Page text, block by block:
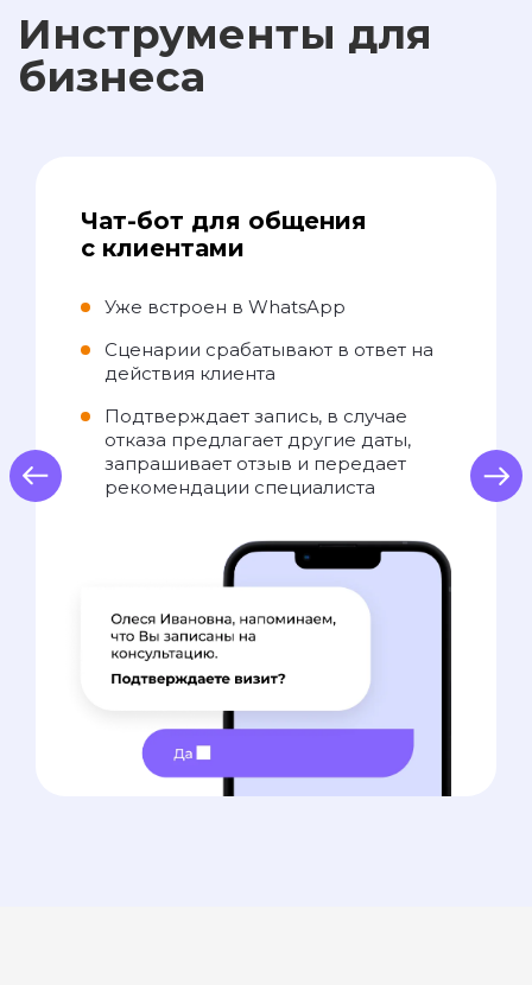
Инструменты для
бизнеса
Чат-бот для общения
с клиентами
Уже встроен в WhatsApp
Сценарии срабатывают в ответ на
действия клиента
Подтверждает запись, в случае
отказа предлагает другие даты,
запрашивает отзыв и передает
рекомендации специалиста